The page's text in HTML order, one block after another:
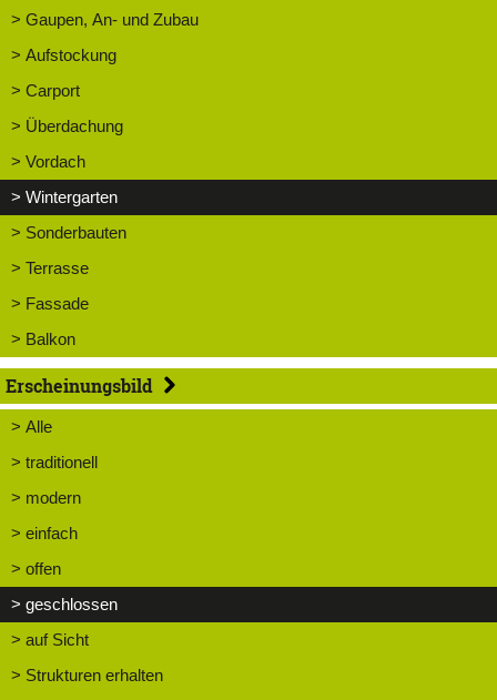
> Gaupen, An- und Zubau
> Aufstockung
> Carport
> Überdachung
> Vordach
> Wintergarten
> Sonderbauten
> Terrasse
> Fassade
> Balkon
Erscheinungsbild
> Alle
> traditionell
> modern
> einfach
> offen
> geschlossen
> auf Sicht
> Strukturen erhalten